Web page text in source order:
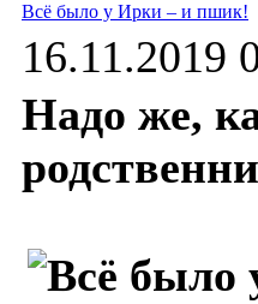
Всё было у Ирки – и пшик!
16.11.2019
Надо же,